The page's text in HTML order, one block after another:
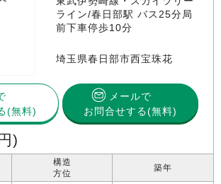
ライン/春日部駅 バス25分局
前下車停歩10分
埼玉県春日部市西宝珠花
メールで
お問合せする(無料)
)
構造
方位
築年